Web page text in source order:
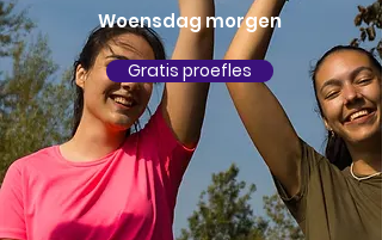
Woensdag morgen
Gratis proefles